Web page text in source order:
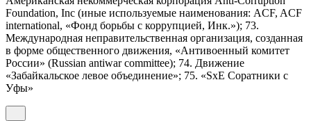
Foundation, Inc (иные используемые наименования: ACF, ACF
international, «Фонд борьбы с коррупцией, Инк.»); 73.
Международная неправительственная организация, созданная
в форме общественного движения, «Антивоенный комитет
России» (Russian antiwar committee); 74. Движение
«Забайкальское левое объединение»; 75. «SxE Соратники с
Уфы»